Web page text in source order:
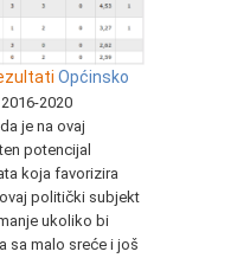
Općinsko
2020
je na ovaj
potencijal
koja favorizira
politički subjekt
ukoliko bi
sa malo sreće i još